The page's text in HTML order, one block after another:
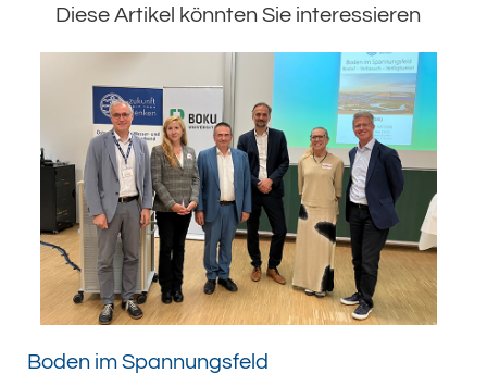
Diese Artikel könnten Sie interessieren
Boden im Spannungsfeld